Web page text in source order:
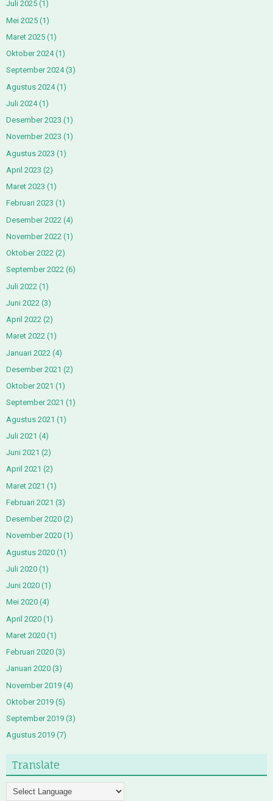
Juli 2025 (1)
Mei 2025 (1)
Maret 2025 (1)
Oktober 2024(1)
September 2024(3)
Agustus 2024(1)
Juli 2024(1)
Desember 2023 (1)
November 2023 (1)
Agustus 2023 (1)
April 2023 (2)
Maret 2023 (1)
Februari 2023 (1)
Desember 2022 (4)
November 2022 (1)
Oktober 2022 (2)
September 2022 (6)
Juli 2022 (1)
Juni 2022 (3)
April 2022 (2)
Maret 2022 (1)
Januari 2022 (4)
Desember 2021 (2)
Oktober 2021 (1)
September 2021 (1)
Agustus 2021 (1)
Juli 2021 (4)
Juni 2021 (2)
April 2021 (2)
Maret 2021 (1)
Februari 2021 (3)
Desember 2020 (2)
November 2020 (1)
Agustus 2020 (1)
Juli 2020 (1)
Juni 2020 (1)
Mei 2020 (4)
April 2020 (1)
Maret 2020 (1)
Februari 2020 (3)
Januari 2020 (3)
November 2019 (4)
Oktober 2019 (5)
September 2019 (3)
Agustus 2019 (7)
Translate